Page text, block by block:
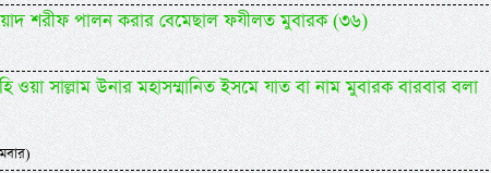
শরীফ পালন করার বেমেছাল ফযীলত মুবারক (৩৬)
ওয়া সাল্লাম উনার মহাসম্মানিত ইসমে যাত বা নাম মুবারক বারবার বলা